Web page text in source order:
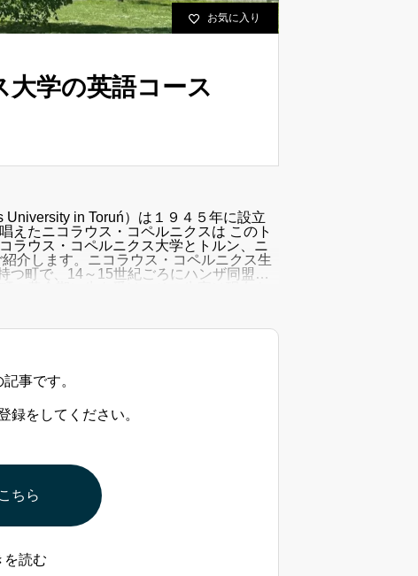
お気に入り
学の英語コース
in Toruń）は１９４５年に設立
えたニコラウス・コペルニクスは このト
ラウス・コペルニクス大学とトルン、ニ
介します。ニコラウス・コペルニクス生
つ町で、14～15世紀ごろにハンザ同盟の
事です。
録をしてください。
ちら
を読む